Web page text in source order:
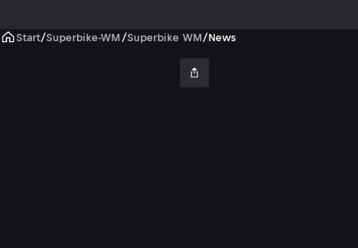
Start/Superbike-WM /Superbike WM/News